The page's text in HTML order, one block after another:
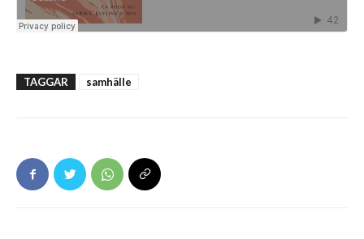
TAGGAR samhälle